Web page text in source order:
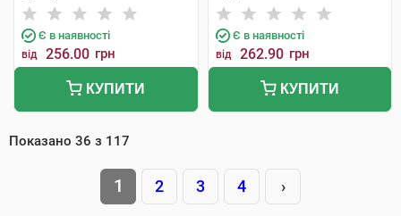
Є в наявності
від 256.00 грн
КУПИТИ
Є в наявності
від 262.90 грн
КУПИТИ
Показано 36 з 117
1 2 3 4 ›